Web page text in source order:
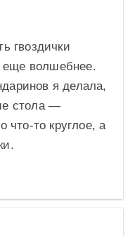
гвоздички
еще волшебнее.
я делала,
стола —
что-то круглое, а